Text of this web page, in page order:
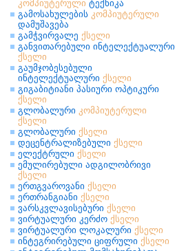
კომპიუტერული ტექნიკა
გამოსახულების კომპიუტერული
დამუშავება
გამჭვირვალე ქსელი
განვითარებული ინტელექტუალური
ქსელი
გაუმჯობესებული
ინტელექტუალური ქსელი
გიგაბიტიანი პასიური ოპტიკური
ქსელი
გლობალური კომპიუტერული
ქსელი
გლობალური ქსელი
დეცენტრალიზებული ქსელი
ელექტრული ქსელი
ემულირებული ადგილობრივი
ქსელი
ერთგვაროვანი ქსელი
ერთრანგიანი ქსელი
ვარსკვლავისებური ქსელი
ვირტუალური კერძო ქსელი
ვირტუალური ლოკალური ქსელი
ინტეგრირებული ციფრული ქსელი